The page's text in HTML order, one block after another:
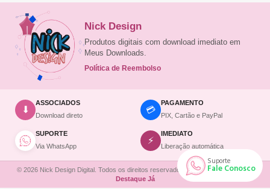
Suporte
Fale Conosco
Nick Design
Produtos digitais com download imediato em
Meus Downloads.
Política de Reembolso
⬇
ASSOCIADOS
Download direto
💳
PAGAMENTO
PIX, Cartão e PayPal
SUPORTE
Via WhatsApp
⚡
IMEDIATO
Liberação automática
© 2026 Nick Design Digital. Todos os direitos reservados. | Site desenvolvido por
Destaque Já